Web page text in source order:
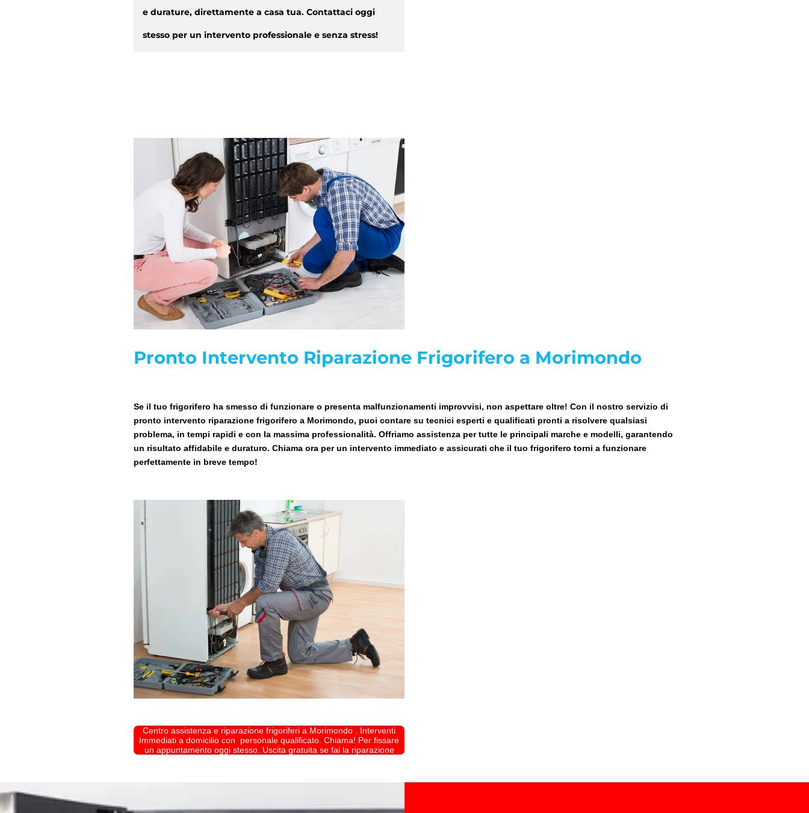
e durature, direttamente a casa tua. Contattaci oggi
stesso per un intervento professionale e senza stress!
Pronto Intervento Riparazione Frigorifero a Morimondo
Se il tuo frigorifero ha smesso di funzionare o presenta malfunzionamenti improvvisi, non aspettare oltre! Con il nostro servizio di
pronto intervento riparazione frigorifero a Morimondo, puoi contare su tecnici esperti e qualificati pronti a risolvere qualsiasi
problema, in tempi rapidi e con la massima professionalità. Offriamo assistenza per tutte le principali marche e modelli, garantendo
un risultato affidabile e duraturo. Chiama ora per un intervento immediato e assicurati che il tuo frigorifero torni a funzionare
perfettamente in breve tempo!
Centro assistenza e riparazione frigoriferi a Morimondo . Interventi
Immediati a domicilio con personale qualificato. Chiama! Per fissare
un appuntamento oggi stesso. Uscita gratuita se fai la riparazione